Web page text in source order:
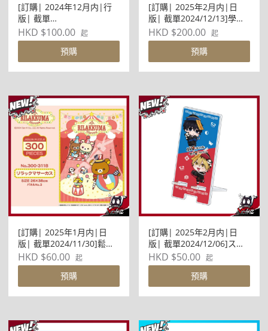
[訂購| 2024年12月内|行
版| 截單
2024/12/24]MOMAX x
BANDAI - 1-Power X Pro
5000mAh 磁吸無線 充帶線
行動電源連支架(高達-白)
HKD $100.00 起
預購
[訂購| 2025年2月内|日
版| 截單2024/12/13]學園
IDOLMASTER偶像大師
Character Fine Graph (共
HKD $200.00 起
預購
[訂購| 2025年1月内|日
版| 截單2024/11/30]鬆弛
熊 Jigsaw Puzzle 300塊
300-3118 鬆弛熊サーカス
HKD $60.00 起
預購
[訂購| 2025年2月内|日
版| 截單2024/12/06]スマ
キャラ立牌 渣男椎名前輩
與變態男佐佐木 01 椎名&
佐々木旗袍Ver.(描き下ろし
插畫)
HKD $50.00 起
預購